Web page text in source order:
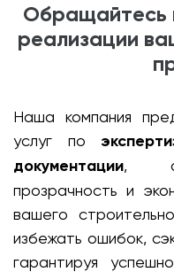
Обращайтесь
реализации
Наша компания
услуг по
документации,
прозрачность и
вашего
избежать ошибок,
гарантируя